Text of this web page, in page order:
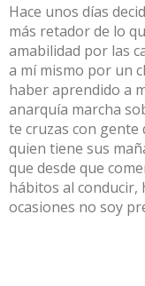
Hace unos días
más retador de lo
amabilidad por las
a mí mismo por un
haber aprendido a
anarquía marcha
te cruzas con gente
quien tiene sus
que desde que
hábitos al conducir,
ocasiones no soy